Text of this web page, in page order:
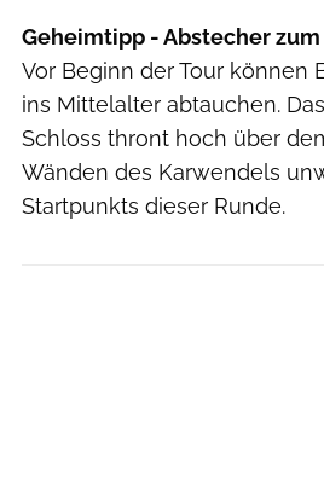
Geheimtipp - Abstecher
Vor Beginn der Tour können
ins Mittelalter abtauchen.
Schloss thront hoch über
Wänden des Karwendels
Startpunkts dieser Runde.